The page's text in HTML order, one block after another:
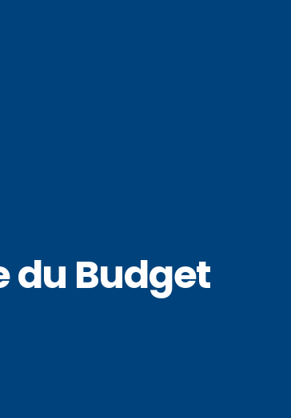
du Budget